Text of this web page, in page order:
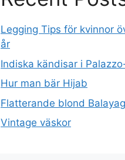
Legging Tips för kvinnor
år
Indiska kändisar i
Hur man bär Hijab
Flatterande blond
Vintage väskor